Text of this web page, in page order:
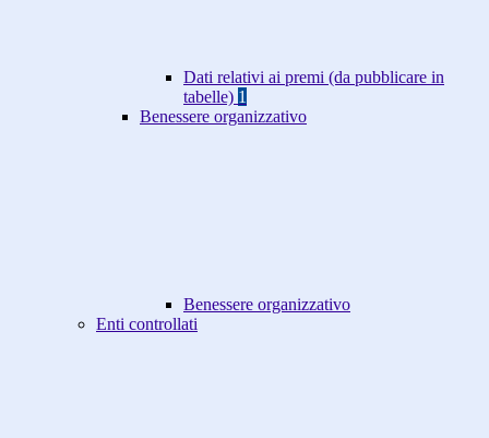
Dati relativi ai premi (da pubblicare in
tabelle) 1
Benessere organizzativo
Benessere organizzativo
Enti controllati